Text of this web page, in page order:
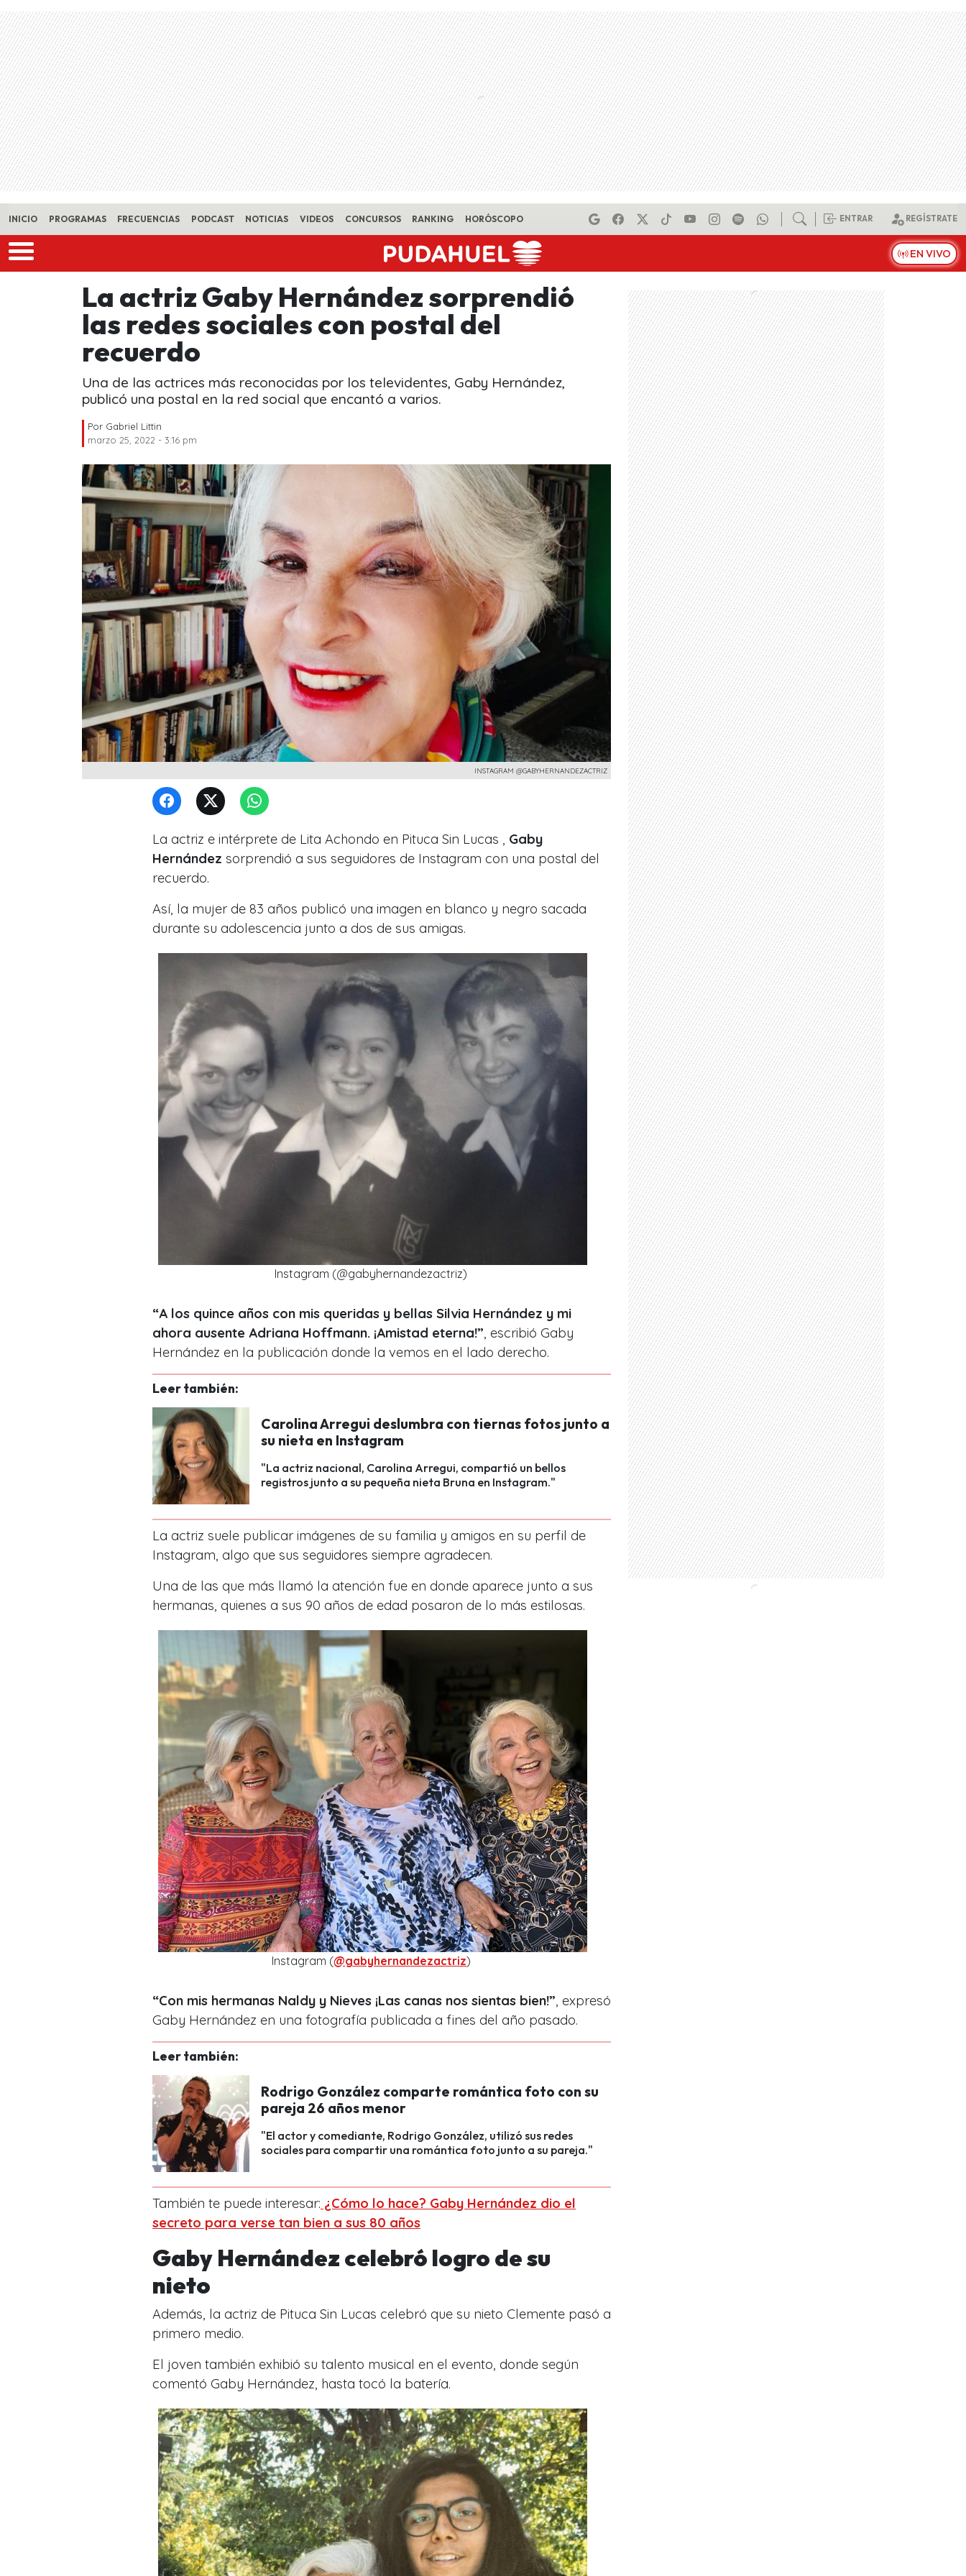
Skip to main content
INICIO PROGRAMAS FRECUENCIAS PODCAST NOTICIAS VIDEOS CONCURSOS RANKING HORÓSCOPO ENTRAR REGÍSTRATE
EN VIVO
La actriz Gaby Hernández sorprendió
las redes sociales con postal del
recuerdo
Una de las actrices más reconocidas por los televidentes, Gaby Hernández,
publicó una postal en la red social que encantó a varios.
Por Gabriel Littin
marzo 25, 2022 - 3:16 pm
INSTAGRAM @GABYHERNANDEZACTRIZ
La actriz e intérprete de Lita Achondo en Pituca Sin Lucas , Gaby
Hernández sorprendió a sus seguidores de Instagram con una postal del
recuerdo.
Así, la mujer de 83 años publicó una imagen en blanco y negro sacada
durante su adolescencia junto a dos de sus amigas.
Instagram (@gabyhernandezactriz)
“A los quince años con mis queridas y bellas Silvia Hernández y mi
ahora ausente Adriana Hoffmann. ¡Amistad eterna!” , escribió Gaby
Hernández en la publicación donde la vemos en el lado derecho.
Leer también:
Carolina Arregui deslumbra con tiernas fotos junto a
su nieta en Instagram
"La actriz nacional, Carolina Arregui, compartió un bellos
registros junto a su pequeña nieta Bruna en Instagram."
La actriz suele publicar imágenes de su familia y amigos en su perfil de
Instagram, algo que sus seguidores siempre agradecen.
Una de las que más llamó la atención fue en donde aparece junto a sus
hermanas, quienes a sus 90 años de edad posaron de lo más estilosas.
Instagram (@gabyhernandezactriz)
“Con mis hermanas Naldy y Nieves ¡Las canas nos sientas bien!” , expresó
Gaby Hernández en una fotografía publicada a fines del año pasado.
Leer también:
Rodrigo González comparte romántica foto con su
pareja 26 años menor
"El actor y comediante, Rodrigo González, utilizó sus redes
sociales para compartir una romántica foto junto a su pareja."
También te puede interesar: ¿Cómo lo hace? Gaby Hernández dio el
secreto para verse tan bien a sus 80 años
Gaby Hernández celebró logro de su
nieto
Además, la actriz de Pituca Sin Lucas celebró que su nieto Clemente pasó a
primero medio.
El joven también exhibió su talento musical en el evento, donde según
comentó Gaby Hernández, hasta tocó la batería.